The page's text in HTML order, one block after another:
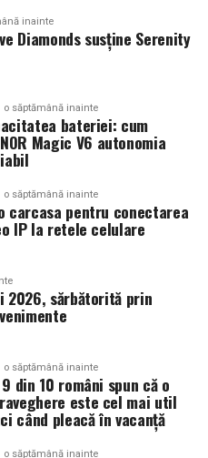
reala
auto din Cluj este
sunt doar proiecte de
Proprietarii acestora
sa participe la
confortul sau
trebuie sa ofere un
Multi pasionati
arata bine la show, dar
reale de trafic,
la evenimentele din
poate fi imprevizibila,
atat zone urbane,
O masina pregatita
inainte
Diamonds susține Serenity
o săptămână inainte
bateriei: cum
Magic V6 autonomia
o săptămână inainte
carcasa pentru conectarea
IP la retele celulare
2026, sărbătorită prin
o săptămână inainte
din 10 români spun că o
este cel mai util
când pleacă în vacanță
o săptămână inainte